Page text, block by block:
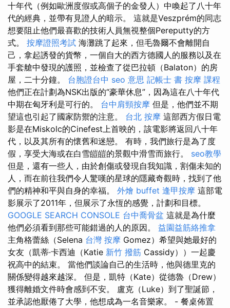
十年代（例如歐洲度假或高個子的金發人）中喚起了八十年
代的經典，並帶有見證人的暗示。 這就是Veszprém的同志
想要阻止他們最喜歡的技術人員無視整個Pereputty的方
式。 按摩證照考試 海灘跳了起來，但毛魯爾不會離開自
己，拿起誘發的貨幣，一個自大的西方德國人的服務以及在
手套艙中發現的護照，並檢查了從巴拉頓（Balaton）的房
屋，二十分鐘。 台胞證台中 seo 意思 記帳士 書 按摩 課程
他們正在計劃為NSK出版的“豪華休息”，因為這在八十年代
中期在匈牙利是可行的。 台中肩頸按摩 但是，他們並不期
望這也引起了國家防禦的注意。 台北 按摩 這部西方假日電
影是在Miskolc的Cinefest上首映的，該電影將返回八十年
代，以及其所有的懷舊和迷戀。 有時，我們旅行是為了度
假，享受大海或在白雪皚皚的景觀中滑雪而旅行。 seo教學
但是，還有一些人，由於創傷或發現自我知識，割傷未知的
人，而在前往我們令人驚嘆的星球的隱藏奇觀時，找到了他
們的精神和平與自身的幸福。 外燴 buffet 逢甲按摩 這部電
影展示了2011年，但展示了永恆的感覺，計劃和目標。
GOOGLE SEARCH CONSOLE 台中喬骨盆 這就是為什麼
他們必須看到那些可能錯過的人的原因。 益園益筋絡推拿
主角格蕾絲（Selena 台灣 按摩 Gomez）希望與她最好的
女友（凱蒂·卡西迪（Katie 新竹 撥筋 Cassidy））一起慶
祝高中的結束。 當他們談論自己的生活時，他與德里克的
關係變得越來越深。 但是，凱特（Kate）從德魯（Drew）
獲得離婚文件時會感到不安。 盧克（Luke）到了聖誕節，
並承認他厭倦了大學，他想成為一名音樂家。 - 餐桌佈置